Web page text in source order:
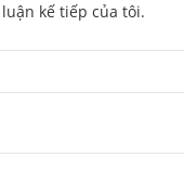
kế tiếp của tôi.